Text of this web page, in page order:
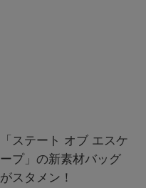
「ステート オブ エスケ
ープ」の新素材バッグ
がスタメン！